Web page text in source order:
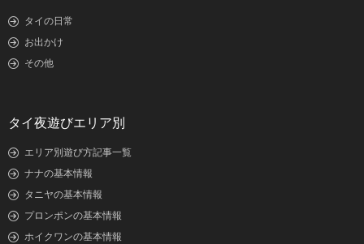
タイの日常
お出かけ
その他
タイ夜遊びエリア別
エリア別遊び方記事一覧
ナナの基本情報
タニヤの基本情報
プロンポンの基本情報
ホイクワンの基本情報